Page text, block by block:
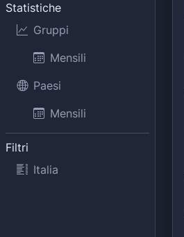
Statistiche
Gruppi
Mensili
Paesi
Mensili
Filtri
Italia